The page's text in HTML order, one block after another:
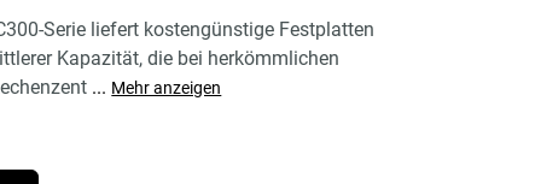
Serie liefert kostengünstige Festplatten
Kapazität, die bei herkömmlichen
... Mehr anzeigen